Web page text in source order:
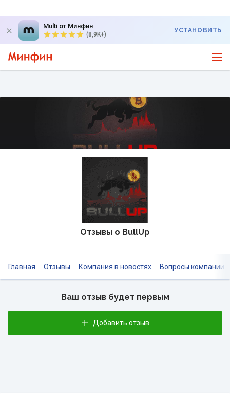
Multi от Минфин
(8,9K+)
УСТАНОВИТЬ
Отзывы о BullUp
Главная Отзывы Компания в новостях Вопросы компании
Ваш отзыв будет первым
Добавить отзыв